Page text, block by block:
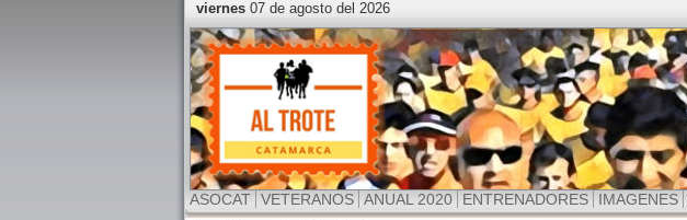
viernes07 de agosto del 2026
ASOCAT VETERANOS ANUAL 2020 ENTRENADORES IMAGENES